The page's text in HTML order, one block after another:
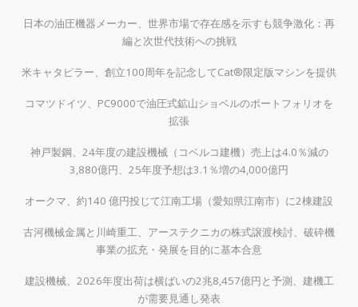
日本の油圧機器メーカー、世界市場で存在感を示すも競争激化：再
編と次世代技術への挑戦
米キャタピラー、創立100周年を記念してCat®限定版マシンを提供
コマツドイツ、PC9000で油圧式鉱山ショベルのポートフォリオを
拡張
神戸製鋼、24年度の建設機械（コベルコ建機）売上は4.0％減の
3,880億円、25年度予想は3.1％増の4,000億円
オークマ、約140 億円投じて江南工場（愛知県江南市）に2棟建設
古河機械金属と川崎重工、アーステクニカの株式譲渡検討、破砕機
事業の拡充・発展を目的に基本合意
建設機械、2026年度出荷は横ばいの2兆8,457億円と予測、建機工
が需要見通し発表